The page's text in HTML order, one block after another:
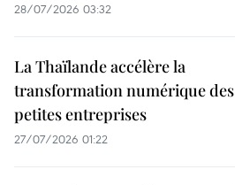
28/07/2026 03:32
La Thaïlande accélère la
transformation numérique des
petites entreprises
27/07/2026 01:22